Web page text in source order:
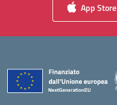
App Store